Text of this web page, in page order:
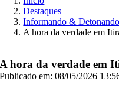
Destaques
Informando & Detonando
A hora da verdade em
A hora da verdade em
Publicado em: 08/05/2026